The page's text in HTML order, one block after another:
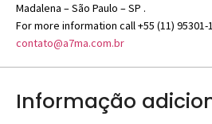
Madalena – São Paulo – SP .
For more information call +55 (11)
contato@a7ma.com.br
Informação